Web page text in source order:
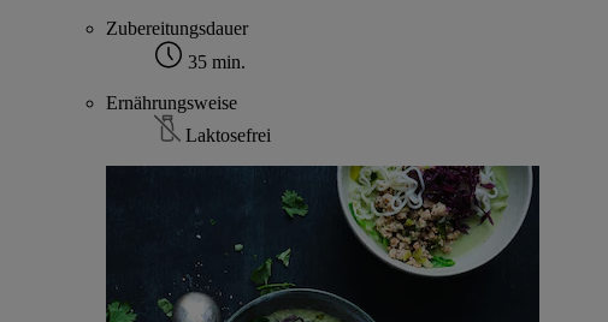
Zubereitungsdauer
35 min.
Ernährungsweise
Laktosefrei